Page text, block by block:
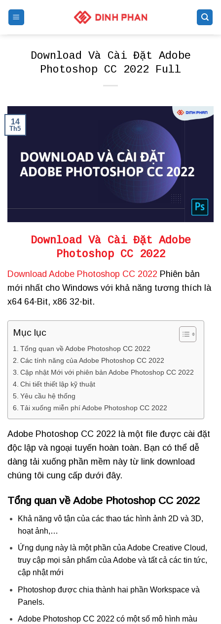
Download Và Cài Đặt Adobe
Photoshop CC 2022 Full
14
Th5
Download Và Cài Đặt Adobe
Photoshop CC 2022
Download Adobe Photoshop CC 2022 Phiên bản
mới nhất cho Windows với khả năng tương thích là
x64 64-Bit, x86 32-bit.
Mục lục
Tổng quan về Adobe Photoshop CC 2022
Các tính năng của Adobe Photoshop CC 2022
Cập nhật Mới với phiên bản Adobe Photoshop CC 2022
Chi tiết thiết lập kỹ thuật
Yêu cầu hệ thống
Tải xuống miễn phí Adobe Photoshop CC 2022
Adobe Photoshop CC 2022 là một file được cài đặt
độc lập và ngoại tuyến hoàn toàn. Bạn có thể dễ
dàng tải xuống phần mềm này từ link download
chúng tôi cung cấp dưới đây.
Tổng quan về Adobe Photoshop CC 2022
Khả năng vô tận của các thao tác hình ảnh 2D và 3D,
hoạt ảnh,…
Ứng dụng này là một phần của Adobe Creative Cloud,
truy cập mọi sản phẩm của Adobe và tất cả các tin tức,
cập nhật mới
Photoshop được chia thành hai phần Workspace và
Panels.
Adobe Photoshop CC 2022 có một số mô hình màu